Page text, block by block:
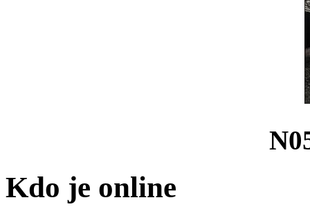
Kdo je online